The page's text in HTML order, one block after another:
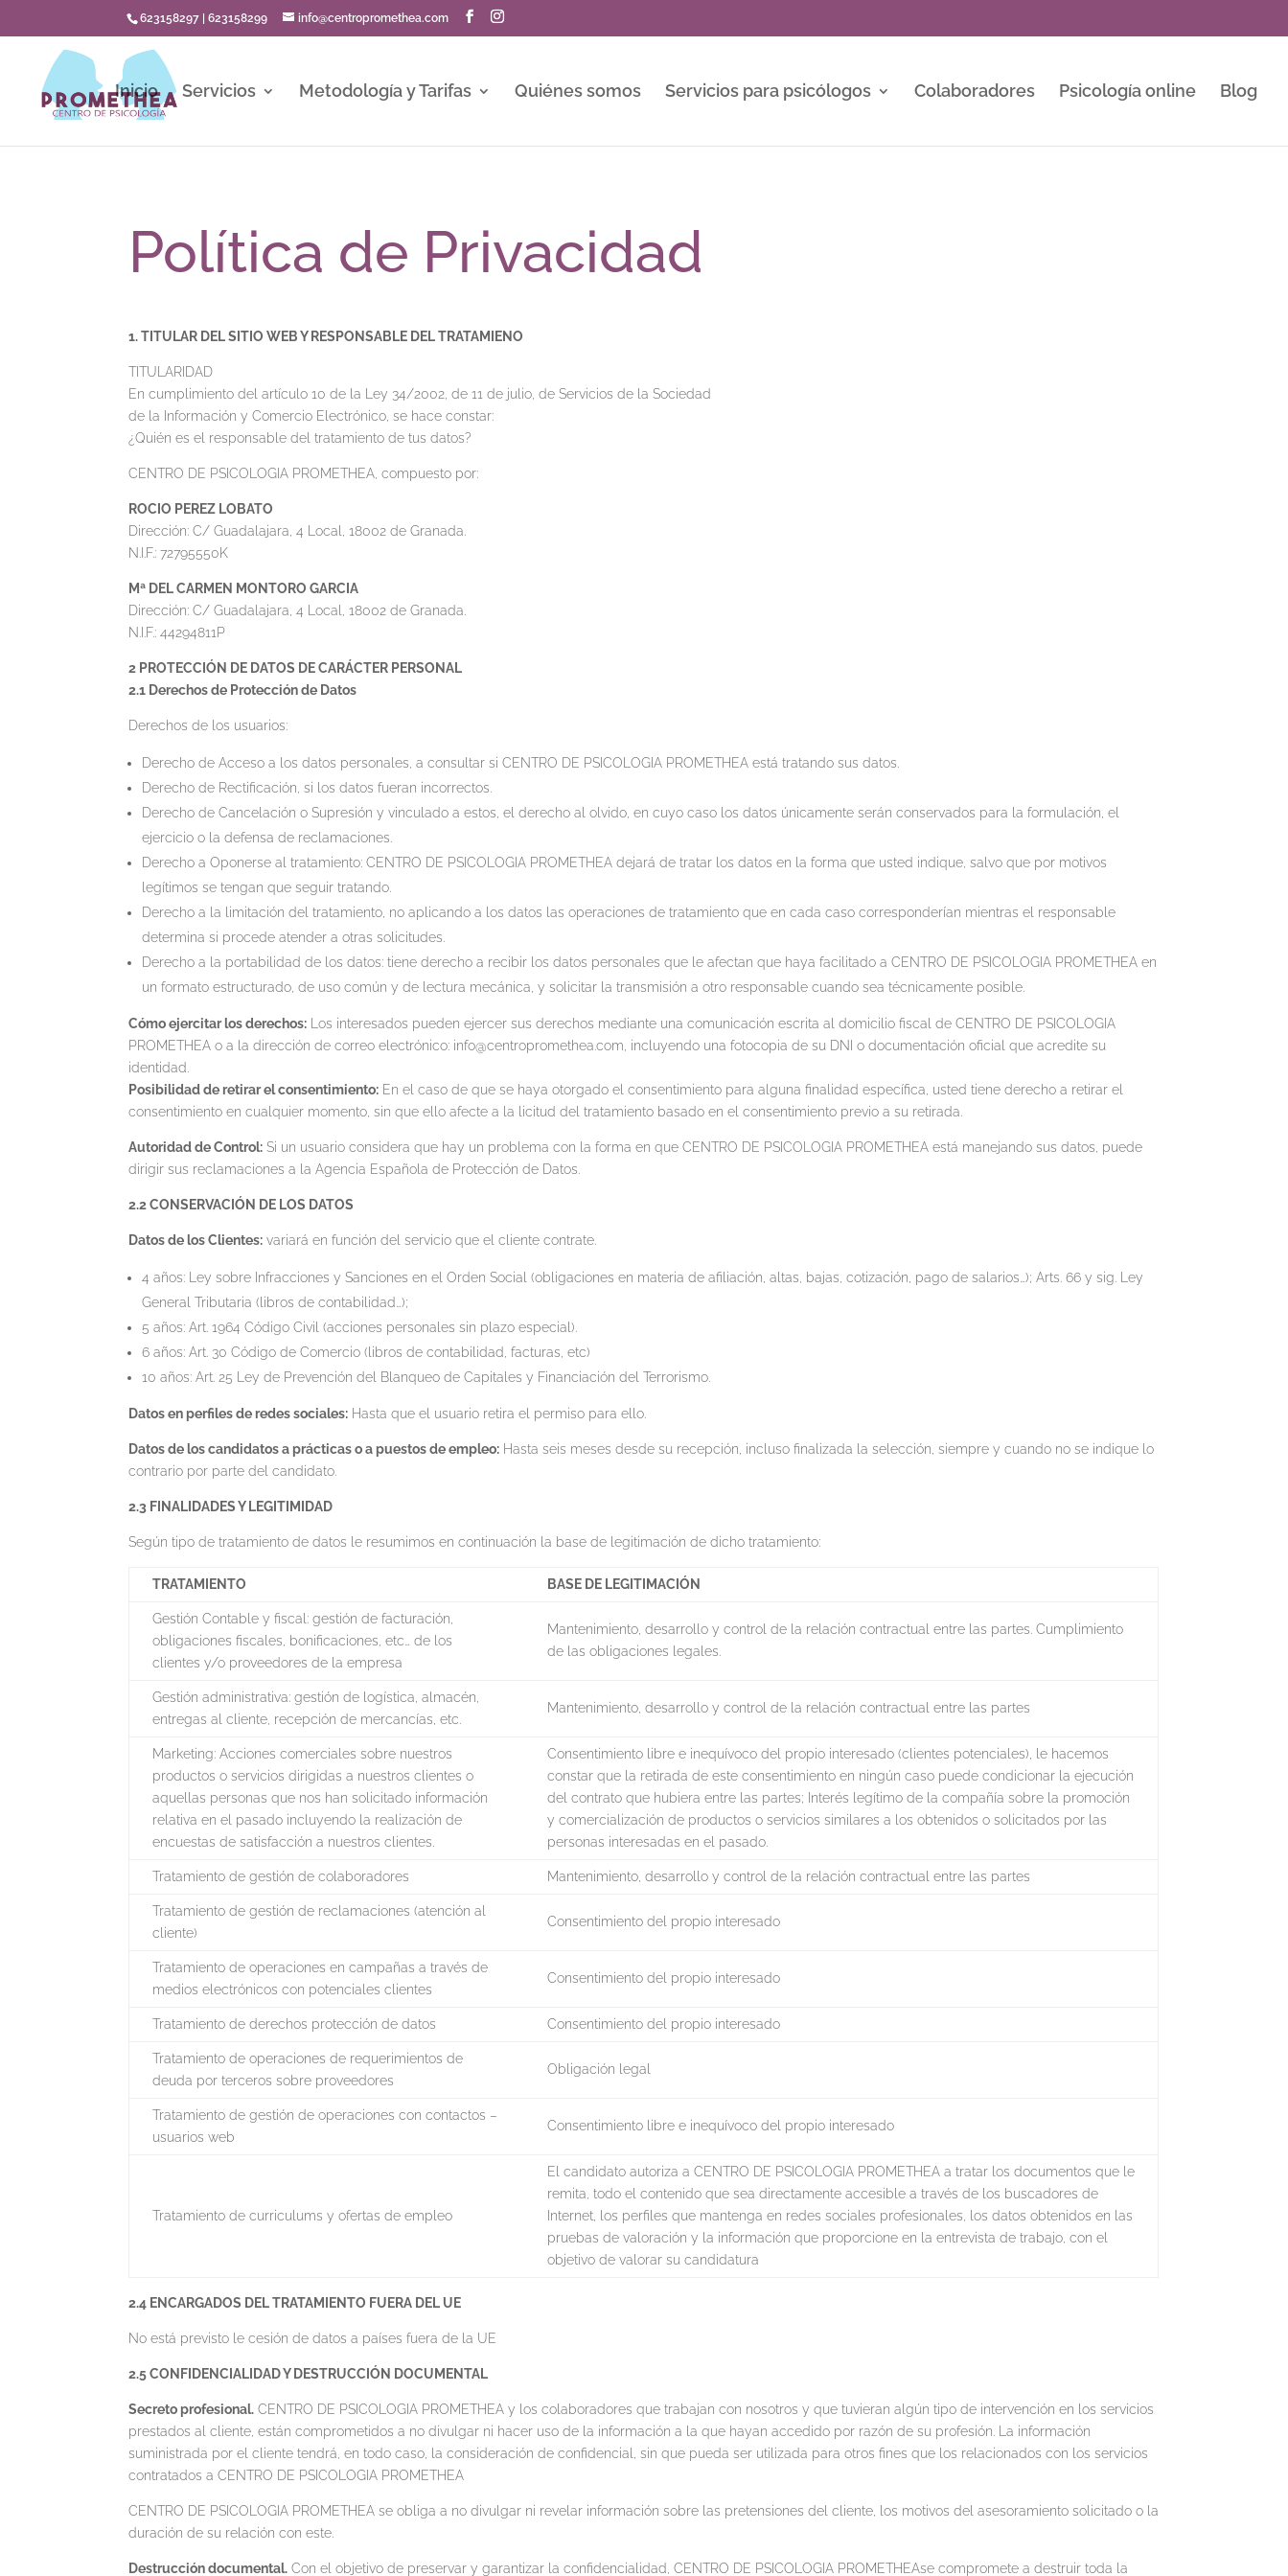
623158297 623158299 info@centropromethea.com
Inicio Servicios Metodología y Tarifas Quiénes somos Servicios para psicólogos Colaboradores Psicología online Blog
Política de Privacidad
1. TITULAR DEL SITIO WEB Y RESPONSABLE DEL TRATAMIENO
TITULARIDAD
En cumplimiento del artículo 10 de la Ley 34/2002, de 11 de julio, de Servicios de la Sociedad
de la Información y Comercio Electrónico, se hace constar:
¿Quién es el responsable del tratamiento de tus datos?
CENTRO DE PSICOLOGIA PROMETHEA, compuesto por:
ROCIO PEREZ LOBATO
Dirección: C/ Guadalajara, 4 Local, 18002 de Granada.
N.I.F.: 72795550K
Mª DEL CARMEN MONTORO GARCIA
Dirección: C/ Guadalajara, 4 Local, 18002 de Granada.
N.I.F.: 44294811P
2 PROTECCIÓN DE DATOS DE CARÁCTER PERSONAL
2.1 Derechos de Protección de Datos
Derechos de los usuarios:
Derecho de Acceso a los datos personales, a consultar si CENTRO DE PSICOLOGIA PROMETHEA está tratando sus datos.
Derecho de Rectificación, si los datos fueran incorrectos.
Derecho de Cancelación o Supresión y vinculado a estos, el derecho al olvido, en cuyo caso los datos únicamente serán conservados para la formulación, el
ejercicio o la defensa de reclamaciones.
Derecho a Oponerse al tratamiento: CENTRO DE PSICOLOGIA PROMETHEA dejará de tratar los datos en la forma que usted indique, salvo que por motivos
legítimos se tengan que seguir tratando.
Derecho a la limitación del tratamiento, no aplicando a los datos las operaciones de tratamiento que en cada caso corresponderían mientras el responsable
determina si procede atender a otras solicitudes.
Derecho a la portabilidad de los datos: tiene derecho a recibir los datos personales que le afectan que haya facilitado a CENTRO DE PSICOLOGIA PROMETHEA en
un formato estructurado, de uso común y de lectura mecánica, y solicitar la transmisión a otro responsable cuando sea técnicamente posible.
Cómo ejercitar los derechos: Los interesados pueden ejercer sus derechos mediante una comunicación escrita al domicilio fiscal de CENTRO DE PSICOLOGIA
PROMETHEA o a la dirección de correo electrónico: info@centropromethea.com, incluyendo una fotocopia de su DNI o documentación oficial que acredite su
identidad.
Posibilidad de retirar el consentimiento: En el caso de que se haya otorgado el consentimiento para alguna finalidad específica, usted tiene derecho a retirar el
consentimiento en cualquier momento, sin que ello afecte a la licitud del tratamiento basado en el consentimiento previo a su retirada.
Autoridad de Control: Si un usuario considera que hay un problema con la forma en que CENTRO DE PSICOLOGIA PROMETHEA está manejando sus datos, puede
dirigir sus reclamaciones a la Agencia Española de Protección de Datos.
2.2 CONSERVACIÓN DE LOS DATOS
Datos de los Clientes: variará en función del servicio que el cliente contrate.
4 años: Ley sobre Infracciones y Sanciones en el Orden Social (obligaciones en materia de afiliación, altas, bajas, cotización, pago de salarios…); Arts. 66 y sig. Ley
General Tributaria (libros de contabilidad…);
5 años: Art. 1964 Código Civil (acciones personales sin plazo especial).
6 años: Art. 30 Código de Comercio (libros de contabilidad, facturas, etc)
10 años: Art. 25 Ley de Prevención del Blanqueo de Capitales y Financiación del Terrorismo.
Datos en perfiles de redes sociales: Hasta que el usuario retira el permiso para ello.
Datos de los candidatos a prácticas o a puestos de empleo: Hasta seis meses desde su recepción, incluso finalizada la selección, siempre y cuando no se indique lo
contrario por parte del candidato.
2.3 FINALIDADES Y LEGITIMIDAD
Según tipo de tratamiento de datos le resumimos en continuación la base de legitimación de dicho tratamiento:
TRATAMIENTO BASE DE LEGITIMACIÓN
Gestión Contable y fiscal: gestión de facturación,
obligaciones fiscales, bonificaciones, etc… de los
clientes y/o proveedores de la empresa
Mantenimiento, desarrollo y control de la relación contractual entre las partes. Cumplimiento
de las obligaciones legales.
Gestión administrativa: gestión de logística, almacén,
entregas al cliente, recepción de mercancías, etc.
Mantenimiento, desarrollo y control de la relación contractual entre las partes
Marketing: Acciones comerciales sobre nuestros
productos o servicios dirigidas a nuestros clientes o
aquellas personas que nos han solicitado información
relativa en el pasado incluyendo la realización de
encuestas de satisfacción a nuestros clientes.
Consentimiento libre e inequívoco del propio interesado (clientes potenciales), le hacemos
constar que la retirada de este consentimiento en ningún caso puede condicionar la ejecución
del contrato que hubiera entre las partes; Interés legítimo de la compañía sobre la promoción
y comercialización de productos o servicios similares a los obtenidos o solicitados por las
personas interesadas en el pasado.
Tratamiento de gestión de colaboradores Mantenimiento, desarrollo y control de la relación contractual entre las partes
Tratamiento de gestión de reclamaciones (atención al
cliente)
Consentimiento del propio interesado
Tratamiento de operaciones en campañas a través de
medios electrónicos con potenciales clientes
Consentimiento del propio interesado
Tratamiento de derechos protección de datos Consentimiento del propio interesado
Tratamiento de operaciones de requerimientos de
deuda por terceros sobre proveedores
Obligación legal
Tratamiento de gestión de operaciones con contactos –
usuarios web
Consentimiento libre e inequívoco del propio interesado
Tratamiento de curriculums y ofertas de empleo
El candidato autoriza a CENTRO DE PSICOLOGIA PROMETHEA a tratar los documentos que le
remita, todo el contenido que sea directamente accesible a través de los buscadores de
Internet, los perfiles que mantenga en redes sociales profesionales, los datos obtenidos en las
pruebas de valoración y la información que proporcione en la entrevista de trabajo, con el
objetivo de valorar su candidatura
2.4 ENCARGADOS DEL TRATAMIENTO FUERA DEL UE
No está previsto le cesión de datos a países fuera de la UE
2.5 CONFIDENCIALIDAD Y DESTRUCCIÓN DOCUMENTAL
Secreto profesional. CENTRO DE PSICOLOGIA PROMETHEA y los colaboradores que trabajan con nosotros y que tuvieran algún tipo de intervención en los servicios
prestados al cliente, están comprometidos a no divulgar ni hacer uso de la información a la que hayan accedido por razón de su profesión. La información
suministrada por el cliente tendrá, en todo caso, la consideración de confidencial, sin que pueda ser utilizada para otros fines que los relacionados con los servicios
contratados a CENTRO DE PSICOLOGIA PROMETHEA
CENTRO DE PSICOLOGIA PROMETHEA se obliga a no divulgar ni revelar información sobre las pretensiones del cliente, los motivos del asesoramiento solicitado o la
duración de su relación con este.
Destrucción documental. Con el objetivo de preservar y garantizar la confidencialidad, CENTRO DE PSICOLOGIA PROMETHEAse compromete a destruir toda la